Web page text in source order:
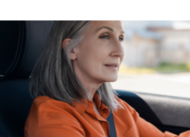
Tag colocado en el parabrisas
Identificación INE por ambos
de la localidad autorizada en el